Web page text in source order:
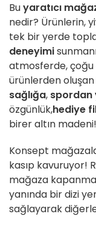
Buyaratıcı
nedir? Ürünlerin,
tek bir yerde
deneyimi
atmosferde,
ürünlerden
sağlığa, spordan
özgünlük,hediye
birer altın madeni!
Konsept
kasıp kavuruyor!
mağaza
yanında bir dizi
sağlayarak